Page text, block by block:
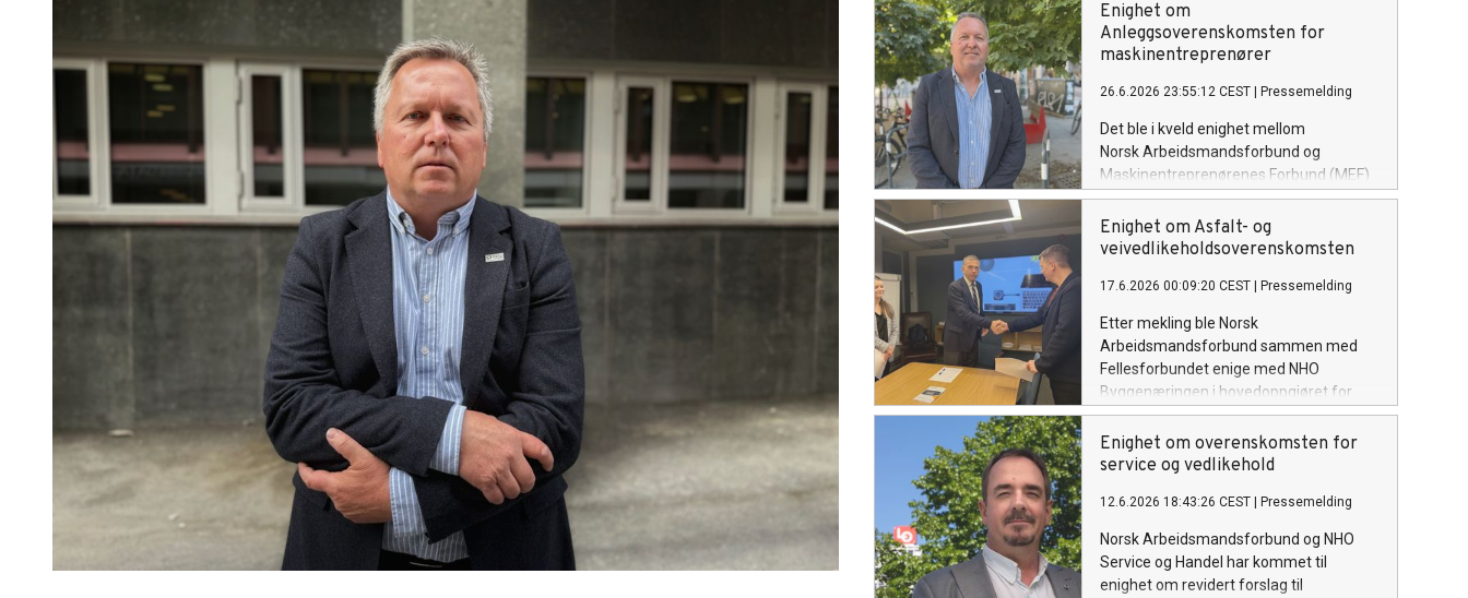
Enighet om
Anleggsoverenskomsten for
maskinentreprenører
26.6.2026 23:55:12 CEST Pressemelding
Det ble i kveld enighet mellom
Norsk Arbeidsmandsforbund og
Maskinentreprenørenes Forbund (MEF)
om forslag til revidert
Anleggsoverenskomst for
maskinentreprenører for
Enighet om Asfalt- og
veivedlikeholdsoverenskomsten
17.6.2026 00:09:20 CEST Pressemelding
Etter mekling ble Norsk
Arbeidsmandsforbund sammen med
Fellesforbundet enige med NHO
Byggenæringen i hovedoppgjøret for
Asfalt- og
veivedlikeholdsoverenskomsten.
Enighet om overenskomsten for
service og vedlikehold
12.6.2026 18:43:26 CEST Pressemelding
Norsk Arbeidsmandsforbund og NHO
Service og Handel har kommet til
enighet om revidert forslag til